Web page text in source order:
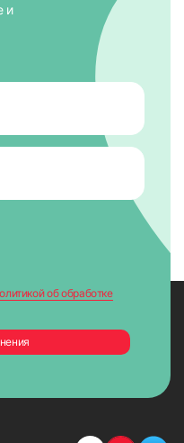
и
об обработке